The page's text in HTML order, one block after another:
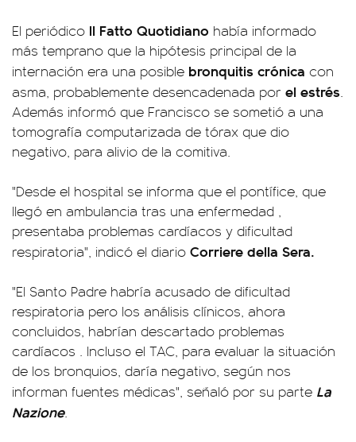
El periódico Il Fatto Quotidiano había informado
más temprano que la hipótesis principal de la
internación era una posible bronquitis crónica con
asma, probablemente desencadenada por el estrés.
Además informó que Francisco se sometió a una
tomografía computarizada de tórax que dio
negativo, para alivio de la comitiva.
"Desde el hospital se informa que el pontífice, que
llegó en ambulancia tras una enfermedad ,
presentaba problemas cardíacos y dificultad
respiratoria", indicó el diario Corriere della Sera.
"El Santo Padre habría acusado de dificultad
respiratoria pero los análisis clínicos, ahora
concluidos, habrían descartado problemas
cardíacos . Incluso el TAC, para evaluar la situación
de los bronquios, daría negativo, según nos
informan fuentes médicas", señaló por su parte La
Nazione.